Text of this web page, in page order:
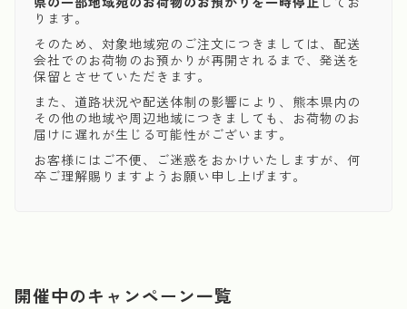
ります。
そのため、対象地域宛のご注文につきましては、配送
会社でのお荷物のお預かりが再開されるまで、発送を
保留とさせていただきます。
また、道路状況や配送体制の影響により、熊本県内の
その他の地域や周辺地域につきましても、お荷物のお
届けに遅れが生じる可能性がございます。
お客様にはご不便、ご迷惑をおかけいたしますが、何
卒ご理解賜りますようお願い申し上げます。
開催中のキャンペーン一覧